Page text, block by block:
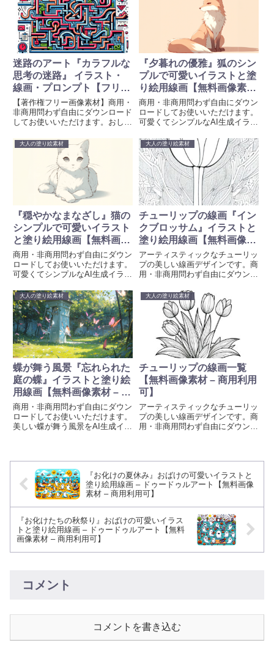
迷路のアート『カラフルな
思考の迷路』 イラスト・
線画・プロンプト【フリー
画像素材 – 商用利用可】
【著作権フリー画像素材】商用・
非商用問わず自由にダウンロード
してお使いいただけます。おしゃ
素材として提供しています。待ち
受け、壁紙、創作、プロジェクト
や創造的な取り組みに彩りを加え
るために、ぜひお使いください。
画像生成時のプロンプトも掲載し
ています。
『夕暮れの優雅』狐のシン
プルで可愛いイラストと塗
り絵用線画【無料画像素材
– 商用利用可】
商用・非商用問わず自由にダウン
ロードしてお使いいただけます。
可愛くてシンプルなAI生成イラス
て提供しています。待ち受け、壁
紙、プロジェクトや創造的な取り
組みに彩りを加えるために、ぜひ
お使いください。画像生成時のプ
ロンプトも掲載しています。
大人の塗り絵素材
『穏やかなまなざし』猫の
シンプルで可愛いイラスト
と塗り絵用線画【無料画像
素材 – 商用利用可】
商用・非商用問わず自由にダウン
ロードしてお使いいただけます。
可愛くてシンプルなAI生成イラス
て提供しています。待ち受け、壁
紙、プロジェクトや創造的な取り
組みに彩りを加えるために、ぜひ
お使いください。画像生成時のプ
ロンプトも掲載しています。
大人の塗り絵素材
チューリップの線画『イン
クブロッサム』イラストと
塗り絵用線画【無料画像素
材 – 商用利用可】
アーティスティックなチューリッ
プの美しい線画デザインです。商
用・非商用問わず自由にダウンロ
しい花やカラフルなデザインを特
徴とする、AI生成イラストと塗り
絵用線画を無料素材として提供し
ています。待ち受け、壁紙、プロ
ジェクトや創造的な取り組みに彩
りを加えるために、ぜひお使いく
ださい。画像生成時のプロンプト
も掲載しています。
大人の塗り絵素材
蝶が舞う風景『忘れられた
庭の蝶』イラストと塗り絵
用線画【無料画像素材 – 商
用利用可】
商用・非商用問わず自由にダウン
ロードしてお使いいただけます。
美しい蝶が舞う風景をAI生成イラ
ひお使いください。画像生成時の
プロンプトも掲載しています。
大人の塗り絵素材
チューリップの線画一覧
【無料画像素材 – 商用利用
可】
アーティスティックなチューリッ
プの美しい線画デザインです。商
用・非商用問わず自由にダウンロ
ています。待ち受け、壁紙、プロ
ジェクトや創造的な取り組みに彩
りを加えるために、ぜひお使いく
ださい。画像生成時のプロンプト
も掲載しています。
『お化けの夏休み』おばけの可愛いイラストと
塗り絵用線画 – ドゥードゥルアート【無料画像
素材 – 商用利用可】
『お化けたちの秋祭り』おばけの可愛いイラス
トと塗り絵用線画 – ドゥードゥルアート【無料
画像素材 – 商用利用可】
コメント
コメントを書き込む